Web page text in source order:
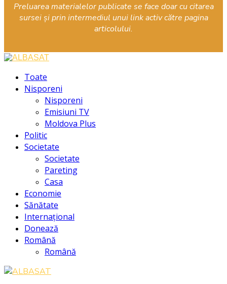
Preluarea materialelor publicate se face doar cu citarea
sursei și prin intermediul unui link activ către pagina
articolului.
Toate
Nisporeni
Nisporeni
Emisiuni TV
Moldova Plus
Politic
Societate
Societate
Pareting
Casa
Economie
Sănătate
Internațional
Donează
Română
Română